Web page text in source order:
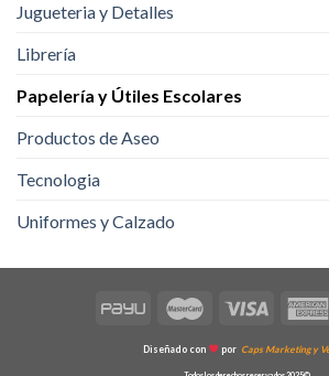
Jugueteria y Detalles
Librería
Papelería y Útiles Escolares
Productos de Aseo
Tecnologia
Uniformes y Calzado
Diseñado con por Caps Marketing y